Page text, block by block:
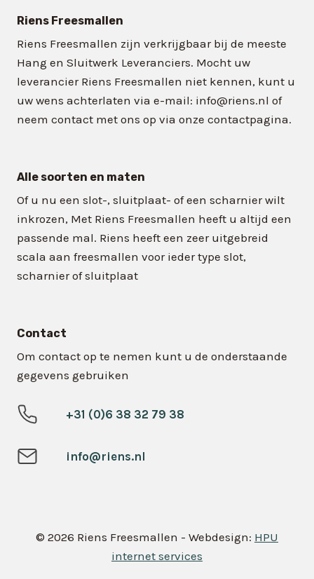
Riens Freesmallen
Riens Freesmallen zijn verkrijgbaar bij de meeste
Hang en Sluitwerk Leveranciers. Mocht uw
leverancier Riens Freesmallen niet kennen, kunt u
uw wens achterlaten via e-mail: info@riens.nl of
neem contact met ons op via onze contactpagina.
Alle soorten en maten
Of u nu een slot-, sluitplaat- of een scharnier wilt
inkrozen, Met Riens Freesmallen heeft u altijd een
passende mal. Riens heeft een zeer uitgebreid
scala aan freesmallen voor ieder type slot,
scharnier of sluitplaat
Contact
Om contact op te nemen kunt u de onderstaande
gegevens gebruiken
+31 (0)6 38 32 79 38
info@riens.nl
© 2026 Riens Freesmallen - Webdesign: HPU
internet services